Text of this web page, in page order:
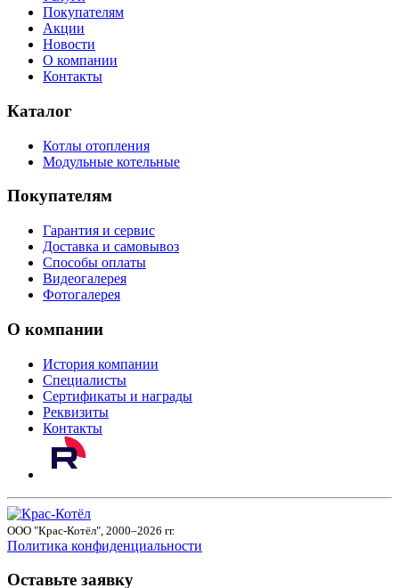
Покупателям
Акции
Новости
О компании
Контакты
Каталог
Котлы отопления
Модульные котельные
Покупателям
Гарантия и сервис
Доставка и самовывоз
Способы оплаты
Видеогалерея
Фотогалерея
О компании
История компании
Специалисты
Сертификаты и награды
Реквизиты
Контакты
ООО "Крас-Котёл", 2000–2026 гг.
Политика конфиденциальности
Оставьте заявку